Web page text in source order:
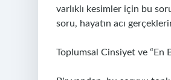
varlıklı kesimler için bu
soru, hayatın acı
Toplumsal Cinsiyet ve “En